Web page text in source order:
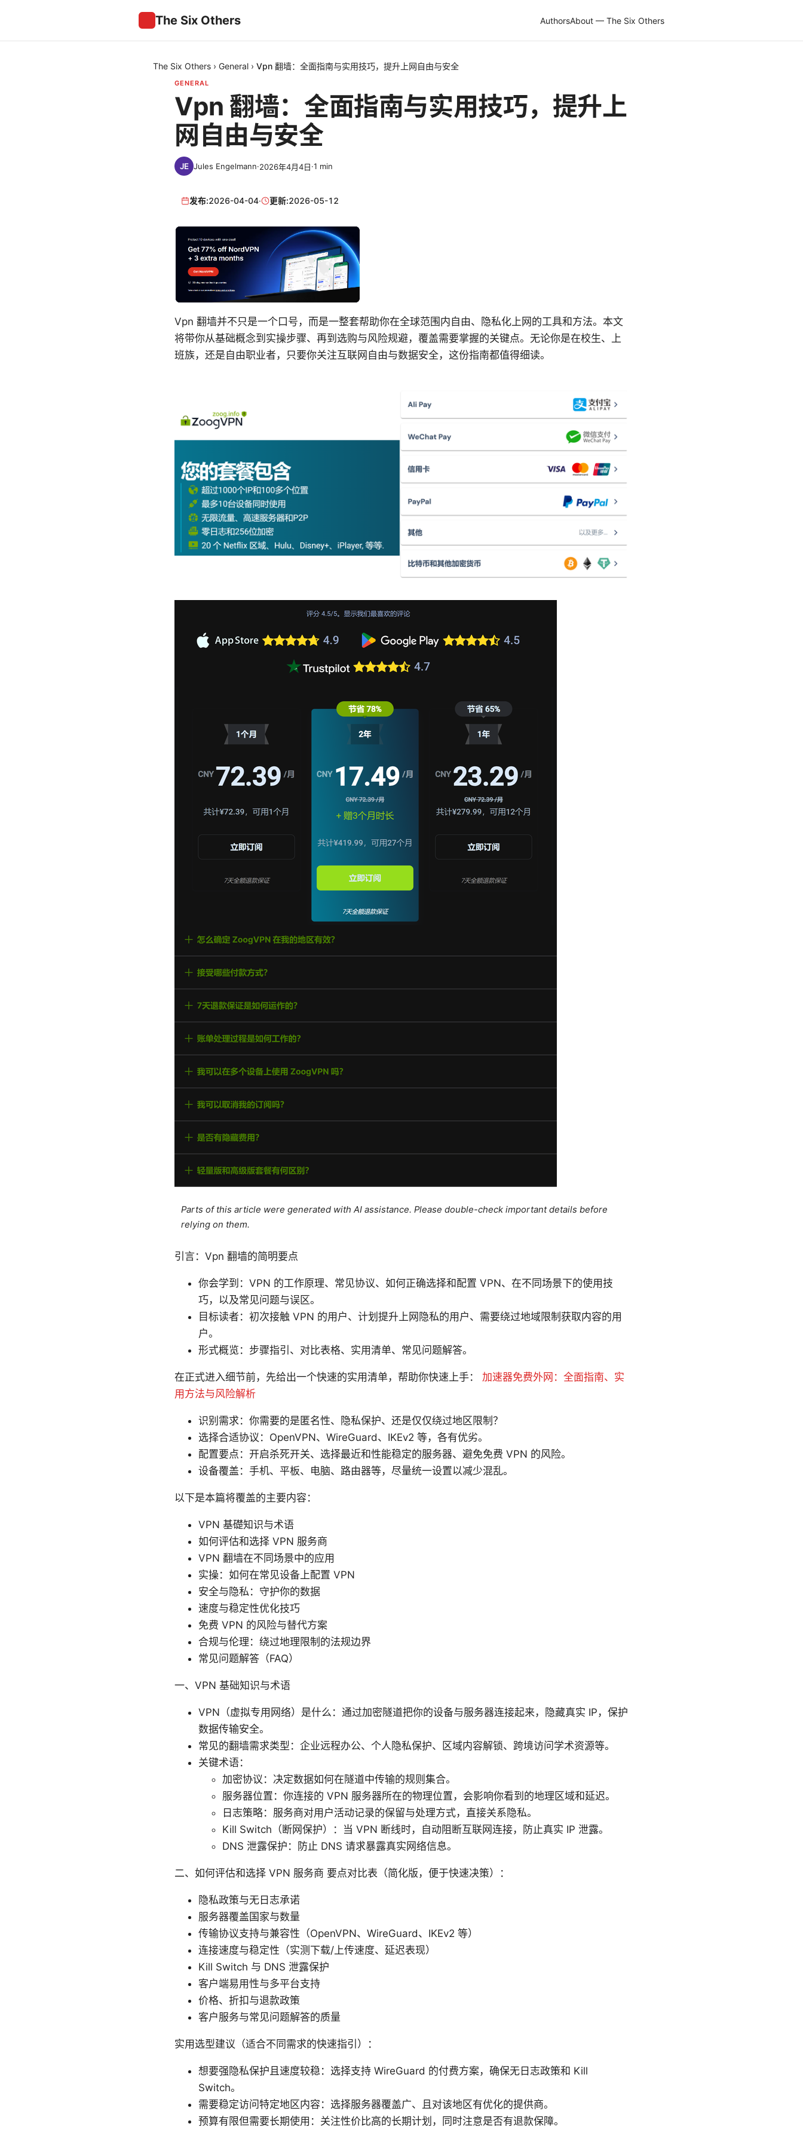
The Six Others AuthorsAbout — The Six Others
The Six Others › General › Vpn 翻墙：全面指南与实用技巧，提升上网自由与安全
GENERAL
Vpn 翻墙：全面指南与实用技巧，提升上
网自由与安全
Jules Engelmann·2026年4月4日·1 min
发布:2026-04-04· 更新:2026-05-12
Vpn 翻墙并不只是一个口号，而是一整套帮助你在全球范围内自由、隐私化上网的工具和方法。本文
将带你从基础概念到实操步骤、再到选购与风险规避，覆盖需要掌握的关键点。无论你是在校生、上
班族，还是自由职业者，只要你关注互联网自由与数据安全，这份指南都值得细读。
Parts of this article were generated with AI assistance. Please double-check important details before
relying on them.
引言：Vpn 翻墙的简明要点
你会学到：VPN 的工作原理、常见协议、如何正确选择和配置 VPN、在不同场景下的使用技
巧，以及常见问题与误区。
目标读者：初次接触 VPN 的用户、计划提升上网隐私的用户、需要绕过地域限制获取内容的用
户。
形式概览：步骤指引、对比表格、实用清单、常见问题解答。
在正式进入细节前，先给出一个快速的实用清单，帮助你快速上手： 加速器免费外网：全面指南、实
用方法与风险解析
识别需求：你需要的是匿名性、隐私保护、还是仅仅绕过地区限制？
选择合适协议：OpenVPN、WireGuard、IKEv2 等，各有优劣。
配置要点：开启杀死开关、选择最近和性能稳定的服务器、避免免费 VPN 的风险。
设备覆盖：手机、平板、电脑、路由器等，尽量统一设置以减少混乱。
以下是本篇将覆盖的主要内容：
VPN 基礎知识与术语
如何评估和选择 VPN 服务商
VPN 翻墙在不同场景中的应用
实操：如何在常见设备上配置 VPN
安全与隐私：守护你的数据
速度与稳定性优化技巧
免费 VPN 的风险与替代方案
合规与伦理：绕过地理限制的法规边界
常见问题解答（FAQ）
一、VPN 基础知识与术语
VPN（虚拟专用网络）是什么：通过加密隧道把你的设备与服务器连接起来，隐藏真实 IP，保护
数据传输安全。
常见的翻墙需求类型：企业远程办公、个人隐私保护、区域内容解锁、跨境访问学术资源等。
关键术语：
加密协议：决定数据如何在隧道中传输的规则集合。
服务器位置：你连接的 VPN 服务器所在的物理位置，会影响你看到的地理区域和延迟。
日志策略：服务商对用户活动记录的保留与处理方式，直接关系隐私。
Kill Switch（断网保护）：当 VPN 断线时，自动阻断互联网连接，防止真实 IP 泄露。
DNS 泄露保护：防止 DNS 请求暴露真实网络信息。
二、如何评估和选择 VPN 服务商 要点对比表（简化版，便于快速决策）：
隐私政策与无日志承诺
服务器覆盖国家与数量
传输协议支持与兼容性（OpenVPN、WireGuard、IKEv2 等）
连接速度与稳定性（实测下载/上传速度、延迟表现）
Kill Switch 与 DNS 泄露保护
客户端易用性与多平台支持
价格、折扣与退款政策
客户服务与常见问题解答的质量
实用选型建议（适合不同需求的快速指引）：
想要强隐私保护且速度较稳：选择支持 WireGuard 的付费方案，确保无日志政策和 Kill
Switch。
需要稳定访问特定地区内容：选择服务器覆盖广、且对该地区有优化的提供商。
预算有限但需要长期使用：关注性价比高的长期计划，同时注意是否有退款保障。